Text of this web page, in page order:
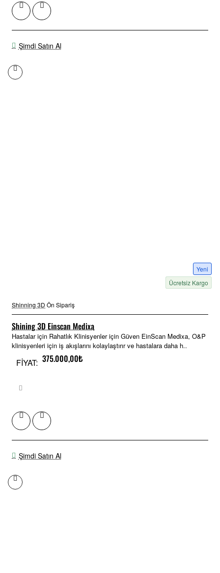
Şimdi Satın Al
Yeni
Ücretsiz Kargo
Shinning 3D Ön Sipariş
Shining 3D Einscan Medixa
Hastalar için Rahatlık Klinisyenler için Güven EinScan Medixa, O&P
klinisyenleri için iş akışlarını kolaylaştırır ve hastalara daha h..
FİYAT: 375.000,00₺
Şimdi Satın Al